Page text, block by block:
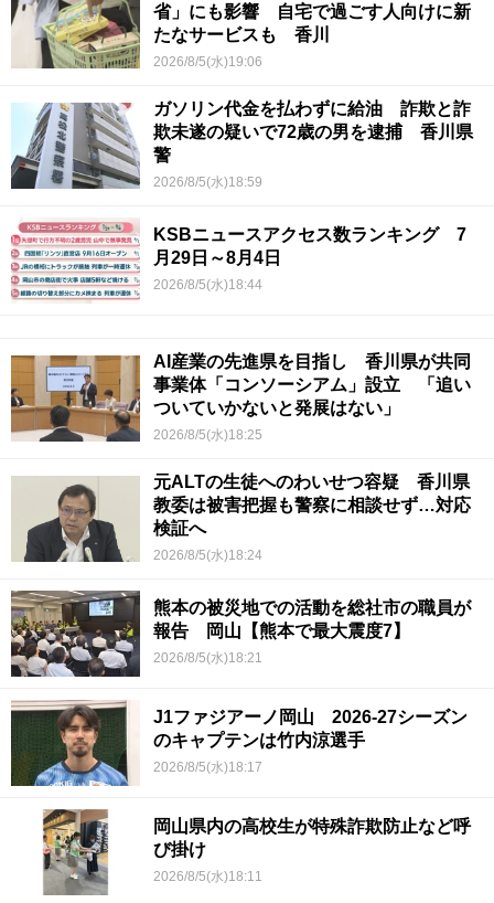
省」にも影響 自宅で過ごす人向けに新
たなサービスも 香川
2026/8/5(水)19:06
ガソリン代金を払わずに給油 詐欺と詐
欺未遂の疑いで72歳の男を逮捕 香川県
警
2026/8/5(水)18:59
KSBニュースアクセス数ランキング 7
月29日～8月4日
2026/8/5(水)18:44
AI産業の先進県を目指し 香川県が共同
事業体「コンソーシアム」設立 「追い
ついていかないと発展はない」
2026/8/5(水)18:25
元ALTの生徒へのわいせつ容疑 香川県
教委は被害把握も警察に相談せず…対応
検証へ
2026/8/5(水)18:24
熊本の被災地での活動を総社市の職員が
報告 岡山【熊本で最大震度7】
2026/8/5(水)18:21
J1ファジアーノ岡山 2026-27シーズン
のキャプテンは竹内涼選手
2026/8/5(水)18:17
岡山県内の高校生が特殊詐欺防止など呼
び掛け
2026/8/5(水)18:11